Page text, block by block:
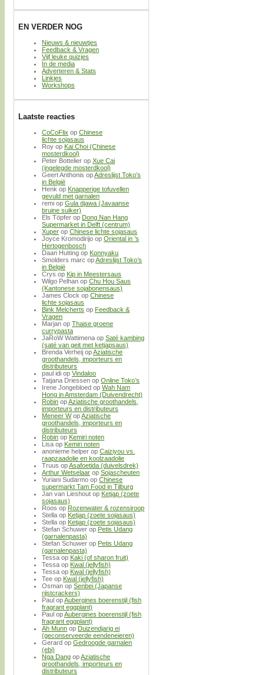
EN VERDER NOG
Nieuws & nieuwtjes
Feedback & Vragen
Vijf leuke quizjes
In de media
Adverteren & Stats
Linkjes
Workshops
Laatste reacties
CoCoFlix op Chinese
lichte sojasaus
Roy op Kai Choi (Chinese
mosterdkool)
Peter Bottelier op Xue Cai
(ingelegde mosterdkool)
Geert Anthonis opAdreslijst Toko’s
in België
Henk op Knapperige tofuvellen
gevuld met garnalen
remi op Gula djawa (Javaanse
bruine suiker)
Els Töpfer op Dong Nan Hang
Supermarket in Delft (centrum)
Xuper op Chinese lichte sojasaus
Joyce Kromodirijo op Oriental in ’s
Hertogenbosch
Daan Hutting op Konnyaku
Smolders marc opAdreslijst Toko’s
in België
Crys op Kip in Meestersaus
Wilgo Pelhan op Chu Hou Saus
(Kantonese sojabonensaus)
James Clock op Chinese
lichte sojasaus
Bink Melcherts op Feedback &
Vragen
Marjan op Thaise groene
currypasta
JaRoW Wattimena op Saté kambing
(saté van geit met ketjapsaus)
Brenda Verheij opAziatische
groothandels, importeurs en
distributeurs
paul idi op Vindaloo
Tatjana Driessen op Online Toko’s
Irene Jongebloed op Wah Nam
Hong in Amsterdam (Duivendrecht)
Robin opAziatische groothandels,
importeurs en distributeurs
Meneer WopAziatische
groothandels, importeurs en
distributeurs
Robin op Kemiri noten
Lisa op Kemiri noten
anonieme helper op Caiziyou vs.
raapzaadolie en koolzaadolie
Truus opAsafoetida (duivelsdrek)
Arthur Wetselaar op Sojascheuten
Yuriani Sudarmo op Chinese
supermarkt Tam Food in Tilburg
Jan van Lieshout op Ketjap (zoete
sojasaus)
Roos op Rozenwater & rozensiroop
Stella op Ketjap (zoete sojasaus)
Stella op Ketjap (zoete sojasaus)
Stefan Schuwer op Petis Udang
(garnalenpasta)
Stefan Schuwer op Petis Udang
(garnalenpasta)
Tessa op Kaki (of sharon fruit)
Tessa op Kwal (jellyfish)
Tessa op Kwal (jellyfish)
Tee op Kwal (jellyfish)
Osman op Senbei (Japanse
rijstcrackers)
Paul opAubergines boerenstijl (fish
fragrant eggplant)
Paul opAubergines boerenstijl (fish
fragrant eggplant)
Ah Munn op Duizendjarig ei
(geconserveerde eendeneieren)
Gerard op Gedroogde garnalen
(ebi)
Nga Dang opAziatische
groothandels, importeurs en
distributeurs